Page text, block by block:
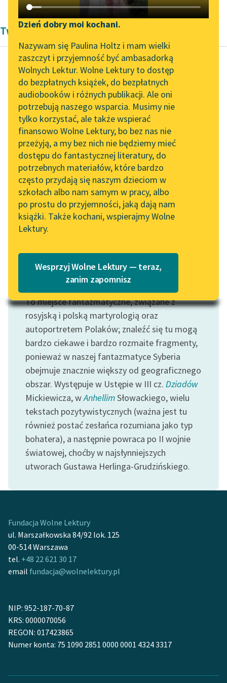
Katalog DAISY
Podkasty o książkach
Zgłoś brak utworu
Aktualności
„Prokurator Alicja Horn”
do słuchania
Byliśmy częścią AI Impact
Lab
Zapraszamy na spotkanie
online z tłumaczkami
literatury skandynawskiej
Spotkanie z Katarzyną
Tunkiel w Oslo
102. lata temu zmarł
Joseph Conrad
Lektury szkolne i klasyka
literatury do słuchania dla
uczennic i uczniów z
niepełnosprawnościami
E-kolekcja lektur
szkolnych i literatury do
słuchania dla uczennic i
uczniów z
niepełnosprawnościami
Feministyczne inspiracje.
Popularyzacja
skandynawskiej literatury
feministycznej
Ręce pełne poezji
twórców przechodzących
lektur szkolnych oraz
Starego Testamentu
Odkurzamy bohaterów
Szkoła Poezji Wolnych
Narzędzia
Mapa Wolnych Lektur
Leśmianator
Przewodnik dla piszących i
czytających
API
OAI-PMH
Widget Wolnych Lektur
Przypisy
Katalog w formacie PDF
O nas
Kontakt
O projekcie
Dzień dobry moi kochani.
Nazywam się Paulina Holtz i mam wielki
zaszczyt i przyjemność być ambasadorką
Wolnych Lektur. Wolne Lektury to dostęp
do bezpłatnych książek, do bezpłatnych
audiobooków i różnych publikacji. Ale oni
potrzebują naszego wsparcia. Musimy nie
tylko korzystać, ale także wspierać
finansowo Wolne Lektury, bo bez nas nie
przeżyją, a my bez nich nie będziemy mieć
dostępu do fantastycznej literatury, do
potrzebnych materiałów, które bardzo
często przydają się naszym dzieciom w
szkołach albo nam samym w pracy, albo
po prostu do przyjemności, jaką dają nam
książki. Także kochani, wspierajmy Wolne
Lektury.
Wesprzyj Wolne Lektury — teraz,
zanim zapomnisz
Twórczość Aleksandra Fredro
Aleksander Fredro
Trzy po trzy
Podobne pomieszanie
zmysłów dotknęło
jenerała Kopcia w
niedocieczonych jego
cierpieniach na Syberii.
Poznałem go w...
Czytaj więcej
Motyw: Syberia
To miejsce fantazmatyczne, związane z
rosyjską i polską martyrologią oraz
autoportretem Polaków; znaleźć się tu mogą
bardzo ciekawe i bardzo rozmaite fragmenty,
ponieważ w naszej fantazmatyce Syberia
obejmuje znacznie większy od geograficznego
obszar. Występuje w Ustępie w III cz. Dziadów
Mickiewicza, wAnhellimSłowackiego, wielu
tekstach pozytywistycznych (ważna jest tu
również postać zesłańca rozumiana jako typ
bohatera), a następnie powraca po II wojnie
światowej, choćby w najsłynniejszych
utworach Gustawa Herlinga-Grudzińskiego.
Fundacja Wolne Lektury
ul. Marszałkowska 84/92 lok. 125
00-514 Warszawa
tel. +48 22 621 30 17
email fundacja@wolnelektury.pl
NIP: 952-187-70-87
KRS: 0000070056
REGON: 017423865
Numer konta: 75 1090 2851 0000 0001 4324 3317